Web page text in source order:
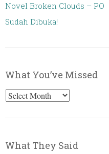
Novel Broken Clouds – PO
Sudah Dibuka!
What You’ve Missed
What
What They Said